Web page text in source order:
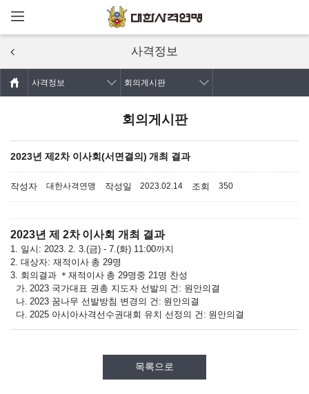
주요콘텐츠로
사격정보
사격정보 회의게시판
회의게시판
2023년 제2차 이사회(서면결의) 개최 결과
작성자 대한사격연맹 작성일 2023.02.14 조회 350
2023년 제 2차 이사회 개최 결과
1. 일시: 2023. 2. 3.(금) - 7.(화) 11:00까지
2. 대상자: 재적이사 총 29명
3. 회의결과 ＊재적이사 총 29명중 21명 찬성
가. 2023 국가대표 권총 지도자 선발의 건: 원안의결
나. 2023 꿈나무 선발방침 변경의 건: 원안의결
다. 2025 아시아사격선수권대회 유치 선정의 건: 원안의결
목록으로